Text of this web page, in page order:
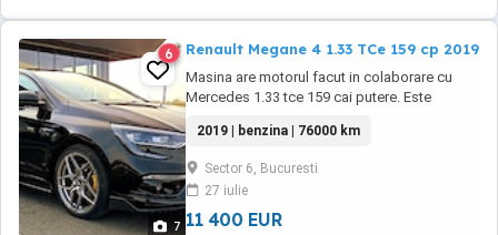
7
6 Renault Megane 4 1.33 TCe 159 cp 2019
Masina are motorul facut in colaborare cu
Mercedes 1.33 tce 159 cai putere. Este
confort, siguranță și performanță: Faruri LED
Pure Vision Distronic (pilot automat adaptiv)
Lane Assist sistem menținere bandă Scaune
încălzite Funcție de masaj în scaune ...
2019 | benzina | 76000 km
Sector 6, Bucuresti
27 iulie
11 400 EUR